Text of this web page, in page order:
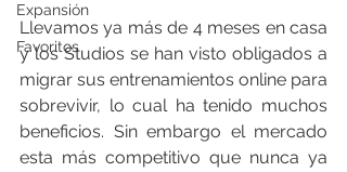
Expansión
Favoritos
Llevamos ya más de 4 meses en casa
y los Studios se han visto obligados a
migrar sus entrenamientos online para
sobrevivir, lo cual ha tenido muchos
beneficios. Sin embargo el mercado
esta más competitivo que nunca ya